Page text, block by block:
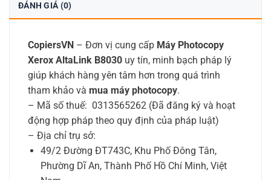
ĐÁNH GIÁ (0)
CopiersVN – Đơn vị cung cấp Máy Photocopy
Xerox AltaLink B8030 uy tín, minh bạch pháp lý
giúp khách hàng yên tâm hơn trong quá trình
tham khảo và mua máy photocopy.
– Mã số thuế: 0313565262 (Đã đăng ký và hoạt
động hợp pháp theo quy định của pháp luật)
– Địa chỉ trụ sở:
49/2 Đường ĐT743C, Khu Phố Đông Tân,
Phường Dĩ An, Thành Phố Hồ Chí Minh, Việt